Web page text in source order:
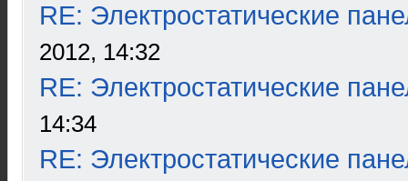
RE: Электростатические
2012, 14:32
RE: Электростатические
14:34
RE: Электростатические